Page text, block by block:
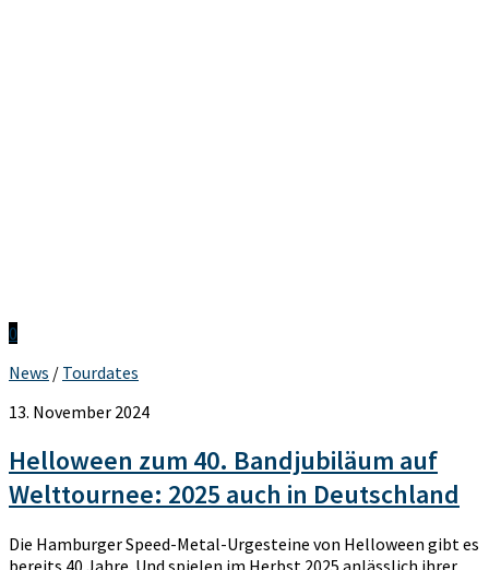
0
News / Tourdates
13. November 2024
Helloween zum 40. Bandjubiläum auf
Welttournee: 2025 auch in Deutschland
Die Hamburger Speed-Metal-Urgesteine von Helloween gibt es